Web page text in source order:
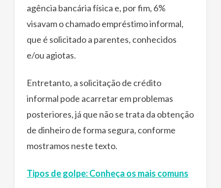
agência bancária física e, por fim, 6%
visavam o chamado empréstimo informal,
que é solicitado a parentes, conhecidos
e/ou agiotas.
Entretanto, a solicitação de crédito
informal pode acarretar em problemas
posteriores, já que não se trata da obtenção
de dinheiro de forma segura, conforme
mostramos neste texto.
Tipos de golpe: Conheça os mais comuns